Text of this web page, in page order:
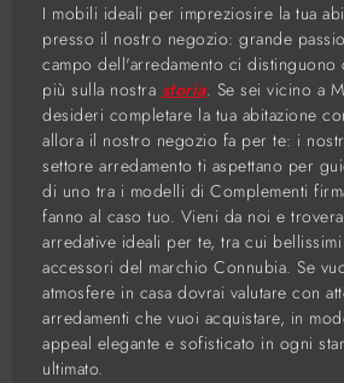
I mobili ideali per impreziosire la tua
presso il nostro negozio: grande
campo dell'arredamento ci
più sulla nostra storia. Se sei vicino a
desideri completare la tua abitazione
allora il nostro negozio fa per te: i
settore arredamento ti aspettano per
di uno tra i modelli di Complementi
fanno al caso tuo. Vieni da noi e
arredative ideali per te, tra cui
accessori del marchio Connubia. Se
atmosfere in casa dovrai valutare con
arredamenti che vuoi acquistare, in
appeal elegante e sofisticato in ogni
ultimato.